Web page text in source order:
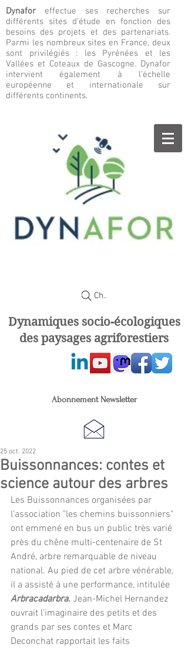
Dynafor effectue ses recherches sur
différents sites d’étude en fonction des
besoins des projets et des partenariats.
Parmi les nombreux sites en France, deux
sont privilégiés : les Pyrénées et les
Vallées et Coteaux de Gascogne. Dynafor
intervient également à l’échelle
européenne et internationale sur
différents continents.
Chercher
Dynamiques socio-écologiques
des paysages agriforestiers
Abonnement Newsletter
Buissonnances: contes et
science autour des arbres
25 oct. 2022
Les Buissonnances organisées par
l'association "les chemins buissonniers"
ont emmené en bus un public très varié
près du chêne multi-centenaire de St
André, arbre remarquable de niveau
national. Au pied de cet arbre vénérable,
il a assisté à une performance, intitulée
Arbracadarbra. Jean-Michel Hernandez
ouvrait l'imaginaire des petits et des
grands par ses contes et Marc
Deconchat rapportait les faits